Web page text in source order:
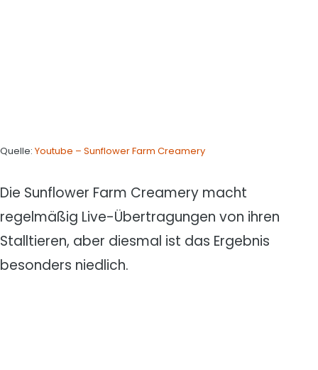
Quelle: Youtube – Sunflower Farm Creamery
Die Sunflower Farm Creamery macht
regelmäßig Live-Übertragungen von ihren
Stalltieren, aber diesmal ist das Ergebnis
besonders niedlich.